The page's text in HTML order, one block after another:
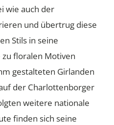
wie auch der
und übertrug diese
Stils in seine
floralen Motiven
gestalteten Girlanden
der Charlottenborger
weitere nationale
finden sich seine